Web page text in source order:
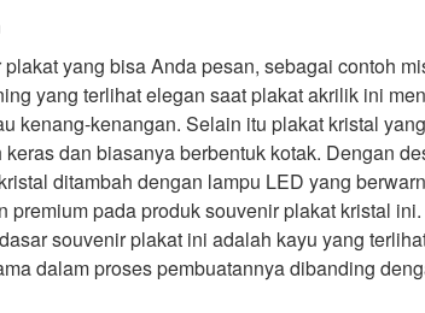
yang bisa Anda pesan, sebagai contoh
yang terlihat elegan saat plakat akrilik ini
kenang-kenangan. Selain itu plakat kristal yang
dan biasanya berbentuk kotak. Dengan
ditambah dengan lampu LED yang
premium pada produk souvenir plakat kristal
souvenir plakat ini adalah kayu yang
dalam proses pembuatannya dibanding